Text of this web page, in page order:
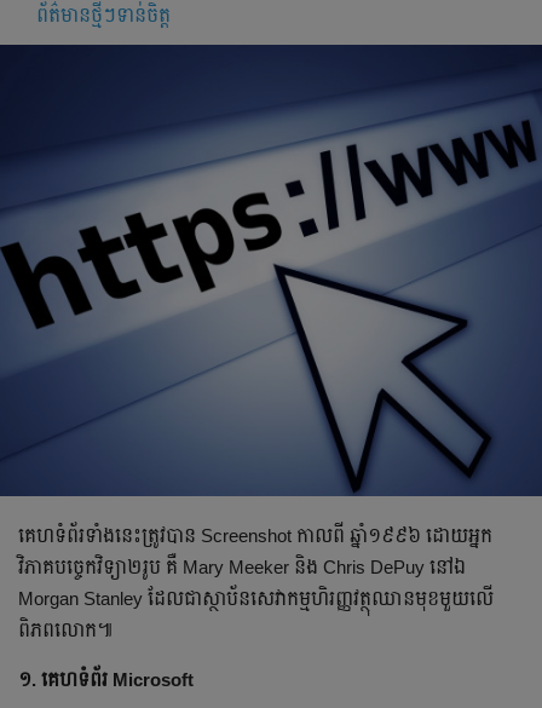
ព័ត៌មានថ្មីៗទាន់ចិត្ត
គេហទំព័រទាំងនេះត្រូវបាន Screenshot កាលពី ឆ្នាំ១៩៩៦ ដោយអ្នក
វិភាគបច្ចេកវិទ្យា២រូប គឺ Mary Meeker និង Chris DePuy នៅឯ
Morgan Stanley ដែលជាស្ថាប័នសេវាកម្មហិរញ្ញវត្ថុឈានមុខមួយលើ
ពិភពលោក៕
១. គេហទំព័រ Microsoft